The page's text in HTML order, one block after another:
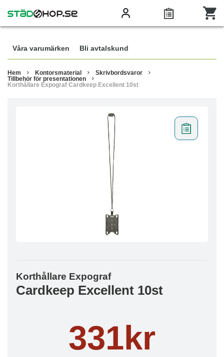
Våra varumärken Bli avtalskund
Hem Kontorsmaterial
Skrivbordsvaror
Tillbehör för presentationen
Korthållare Expograf Cardkeep Excellent 10st
Korthållare Expograf
Cardkeep Excellent 10st
331kr